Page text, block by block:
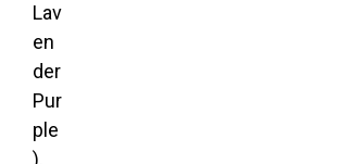
Lav
en
der
Pur
ple
).